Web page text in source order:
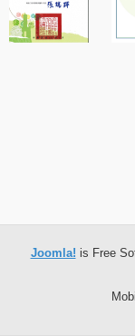
Joomla! is Free